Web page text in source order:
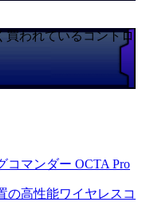
買われているコントロ
コマンダー OCTA Pro
の高性能ワイヤレスコ